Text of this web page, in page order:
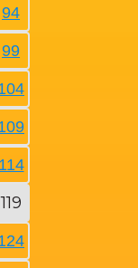
94
99
114
119